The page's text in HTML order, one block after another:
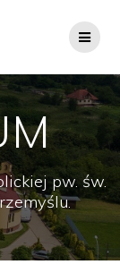
pw. św.